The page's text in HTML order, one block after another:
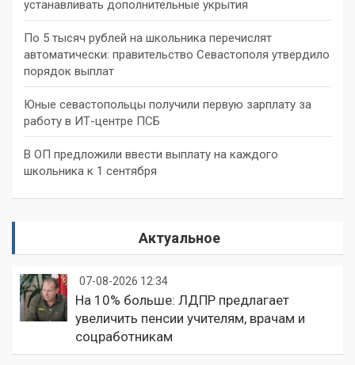
устанавливать дополнительные укрытия
По 5 тысяч рублей на школьника перечислят
автоматически: правительство Севастополя утвердило
порядок выплат
Юные севастопольцы получили первую зарплату за
работу в ИТ-центре ПСБ
В ОП предложили ввести выплату на каждого
школьника к 1 сентября
Актуальное
07-08-2026 12:34
На 10% больше: ЛДПР предлагает
увеличить пенсии учителям, врачам и
соцработникам